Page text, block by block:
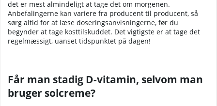
det er mest almindeligt at tage det om morgenen.
Anbefalingerne kan variere fra producent til producent, så
sørg altid for at læse doseringsanvisningerne, før du
begynder at tage kosttilskuddet. Det vigtigste er at tage det
regelmæssigt, uanset tidspunktet på dagen!
Får man stadig D-vitamin, selvom man
bruger solcreme?